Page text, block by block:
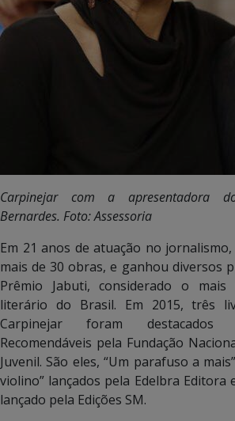
Carpinejar com a apresentadora
Bernardes. Foto: Assessoria
Em 21 anos de atuação no
mais de 30 obras, e ganhou diversos
Prêmio Jabuti, considerado o
literário do Brasil. Em 2015, três
Carpinejar foram destacados
Recomendáveis pela Fundação
Juvenil. São eles, “Um parafuso a
violino” lançados pela Edelbra Editora
lançado pela Edições SM.